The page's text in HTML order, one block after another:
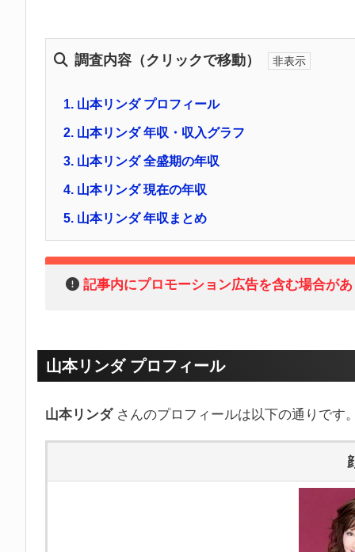
調査内容（クリックで移動）
1. 山本リンダ プロフィール
2. 山本リンダ 年収・収入グラフ
3. 山本リンダ 全盛期の年収
4. 山本リンダ 現在の年収
5. 山本リンダ 年収まとめ
記事内にプロモーション広告を含む場合が
山本リンダ プロフィール
山本リンダ さんのプロフィールは以下の通りです